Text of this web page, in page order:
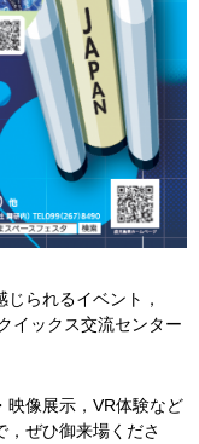
られるイベント，
イックス交流センター
映像展示，VR体験など
ぜひ御来場くださ